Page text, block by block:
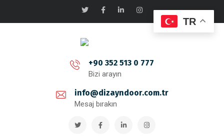
+90 352 513 0 777
Bizi arayın
info@dizayndoor.com.tr
Mesaj bırakın
TR